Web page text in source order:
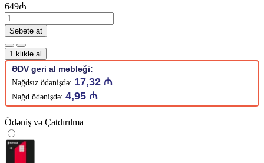
649₼
Səbətə at
1 kliklə al
ƏDV geri al məbləği:
Nağdsız ödənişdə: 17,32 ₼
Nağd ödənişdə: 4,95 ₼
Ödəniş və Çatdırılma